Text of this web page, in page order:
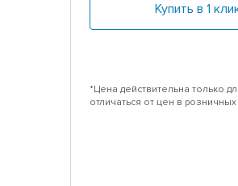
Купить в 1
*Цена действительна только
отличаться от цен в